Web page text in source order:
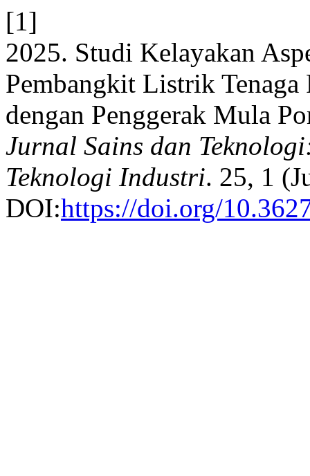
[1]
2025. Studi Kelayakan
Pembangkit Listrik
dengan Penggerak Mula
Jurnal Sains dan
Teknologi Industri. 25, 1
DOI:https://doi.org/